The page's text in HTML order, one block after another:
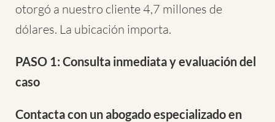
otorgó a nuestro cliente 4,7 millones de
dólares. La ubicación importa.
PASO 1: Consulta inmediata y evaluación del
caso
Contacta con un abogado especializado en